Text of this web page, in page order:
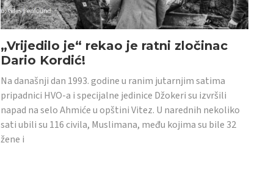
„Vrijedilo je“ rekao je ratni zločinac
Dario Kordić!
Na današnji dan 1993. godine u ranim jutarnjim satima
pripadnici HVO-a i specijalne jedinice Džokeri su izvršili
napad na selo Ahmiće u opštini Vitez. U narednih nekoliko
sati ubili su 116 civila, Muslimana, među kojima su bile 32
žene i